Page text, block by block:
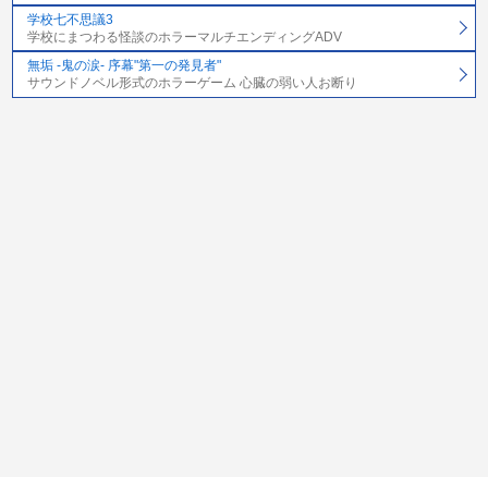
学校七不思議3
学校にまつわる怪談のホラーマルチエンディングADV
無垢 -鬼の涙- 序幕"第一の発見者"
サウンドノベル形式のホラーゲーム 心臓の弱い人お断り